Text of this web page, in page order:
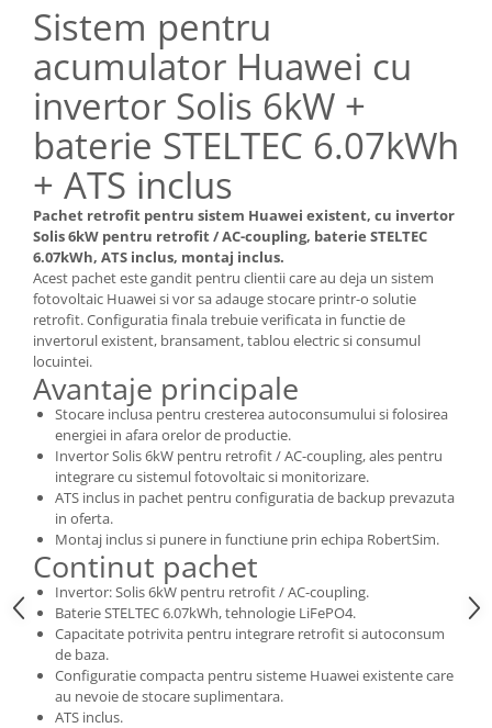
Sistem pentru
acumulator Huawei cu
invertor Solis 6kW +
baterie STELTEC 6.07kWh
+ ATS inclus
Pachet retrofit pentru sistem Huawei existent, cu invertor
Solis 6kW pentru retrofit / AC-coupling, baterie STELTEC
6.07kWh, ATS inclus, montaj inclus.
Acest pachet este gandit pentru clientii care au deja un sistem
fotovoltaic Huawei si vor sa adauge stocare printr-o solutie
retrofit. Configuratia finala trebuie verificata in functie de
invertorul existent, bransament, tablou electric si consumul
locuintei.
Avantaje principale
Stocare inclusa pentru cresterea autoconsumului si folosirea
energiei in afara orelor de productie.
Invertor Solis 6kW pentru retrofit / AC-coupling, ales pentru
integrare cu sistemul fotovoltaic si monitorizare.
ATS inclus in pachet pentru configuratia de backup prevazuta
in oferta.
Montaj inclus si punere in functiune prin echipa RobertSim.
Continut pachet
Invertor: Solis 6kW pentru retrofit / AC-coupling.
Baterie STELTEC 6.07kWh, tehnologie LiFePO4.
Capacitate potrivita pentru integrare retrofit si autoconsum
de baza.
Configuratie compacta pentru sisteme Huawei existente care
au nevoie de stocare suplimentara.
ATS inclus.